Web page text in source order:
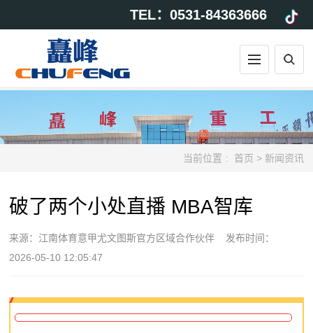
TEL：0531-84363666
当前位置 : 首页 > 新闻资讯
破了两个小处直播 MBA智库
来源： 江南体育意甲尤文图斯官方区域合作伙伴 发布时间：
2026-05-10 12:05:47